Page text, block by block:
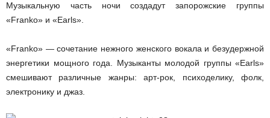
Музыкальную часть ночи создадут запорожские группы
«Franko» и «Earls».
«Franko» — сочетание нежного женского вокала и безудержной
энергетики мощного года. Музыканты молодой группы «Earls»
смешивают различные жанры: арт-рок, психоделику, фолк,
электронику и джаз.